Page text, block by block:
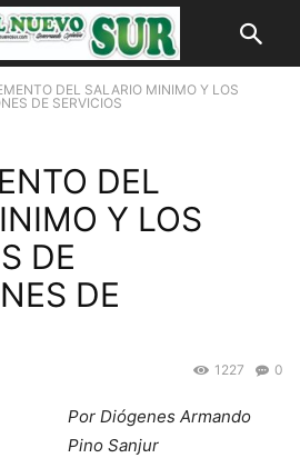
DEL SALARIO MINIMO Y LOS
DE SERVICIOS
DEL
Y LOS
DE
DE
0
1227
Por Diógenes Armando
Pino Sanjur